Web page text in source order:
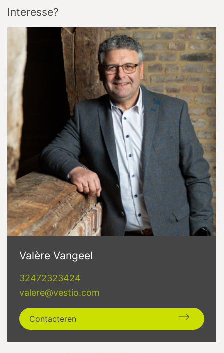
Interesse?
Valère Vangeel
32472323424
valere@vestio.com
Contacteren